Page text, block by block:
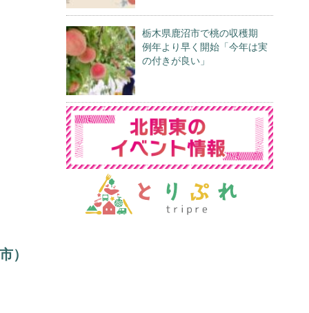
）
栃木県鹿沼市で桃の収穫期
例年より早く開始「今年は実
の付きが良い」